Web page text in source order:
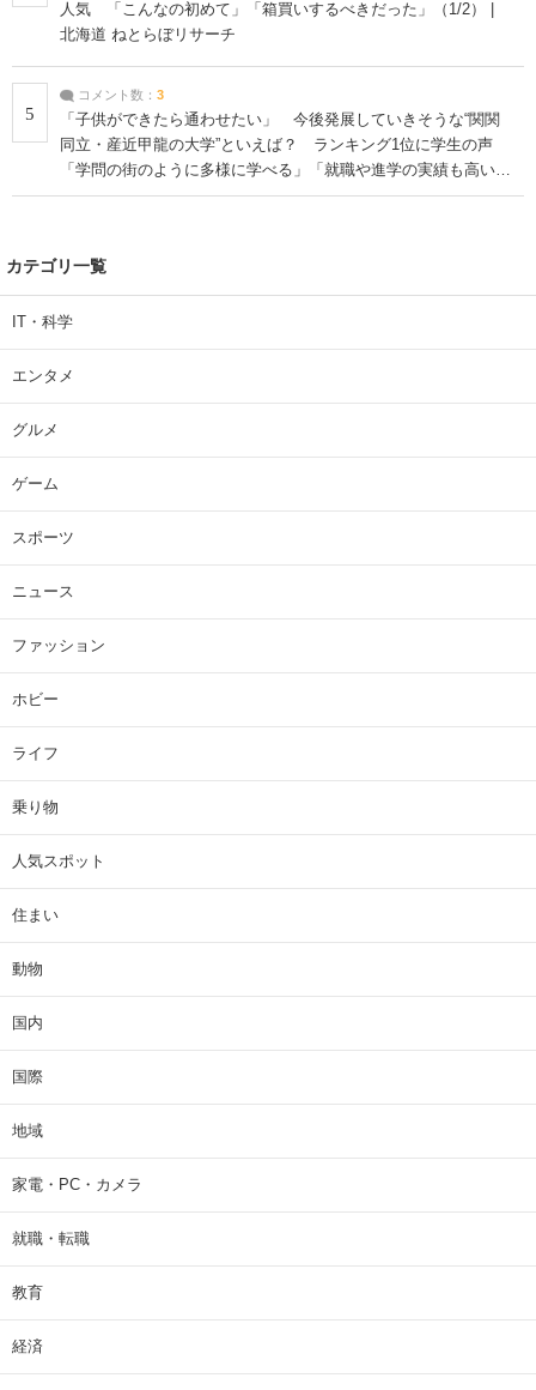
人気 「こんなの初めて」「箱買いするべきだった」（1/2） |
北海道 ねとらぼリサーチ
5
コメント数： 3
「子供ができたら通わせたい」 今後発展していきそうな“関関
同立・産近甲龍の大学”といえば？ ランキング1位に学生の声
「学問の街のように多様に学べる」「就職や進学の実績も高い」
| 大学 ねとらぼリサーチ
カテゴリ一覧
IT・科学
エンタメ
グルメ
ゲーム
スポーツ
ニュース
ファッション
ホビー
ライフ
乗り物
人気スポット
住まい
動物
国内
国際
地域
家電・PC・カメラ
就職・転職
教育
経済